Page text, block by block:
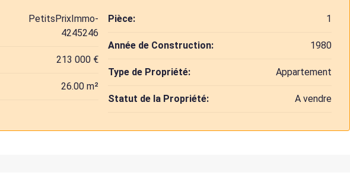
PetitsPrixImmo-
4245246
213 000 €
26.00 m²
Pièce: 1
Année de Construction: 1980
Type de Propriété: Appartement
Statut de la Propriété: A vendre